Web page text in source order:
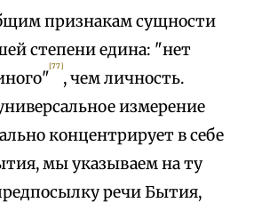
признакам сущности
степени едина: "нет
[77]
, чем личность.
измерение
концентрирует в себе
мы указываем на ту
речи Бытия,